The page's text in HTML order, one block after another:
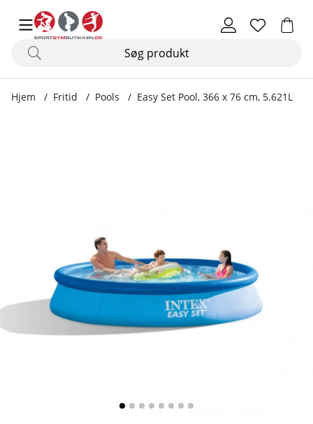
Hjem Fritid Pools Easy Set Pool, 366 x 76 cm, 5.621L